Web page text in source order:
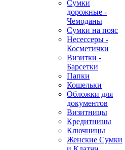
Сумки
дорожные -
Чемоданы
Сумки на пояс
Несессеры -
Косметички
Визитки -
Барсетки
Папки
Кошельки
Обложки для
документов
Визитницы
Кредитницы
Ключницы
Женские Сумки